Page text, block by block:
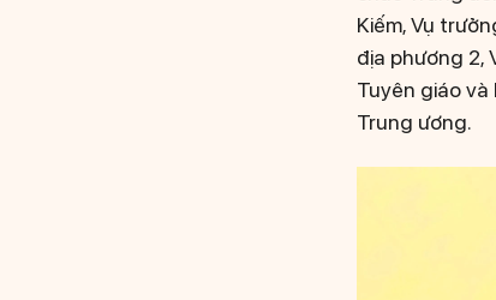
Kiếm, Vụ
địa phương 2,
Tuyên giáo và
Trung ương.